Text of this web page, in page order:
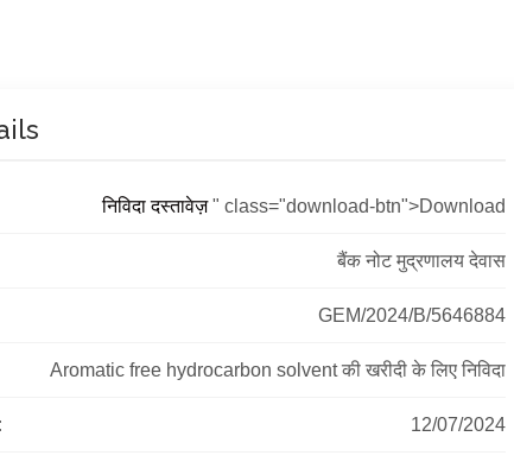
निविदा दस्तावेज़" class="download-btn">Download
बैंक नोट मुद्रणालय देवास
GEM/2024/B/5646884
Aromatic free hydrocarbon solvent की खरीदी के लिए निविदा
12/07/2024